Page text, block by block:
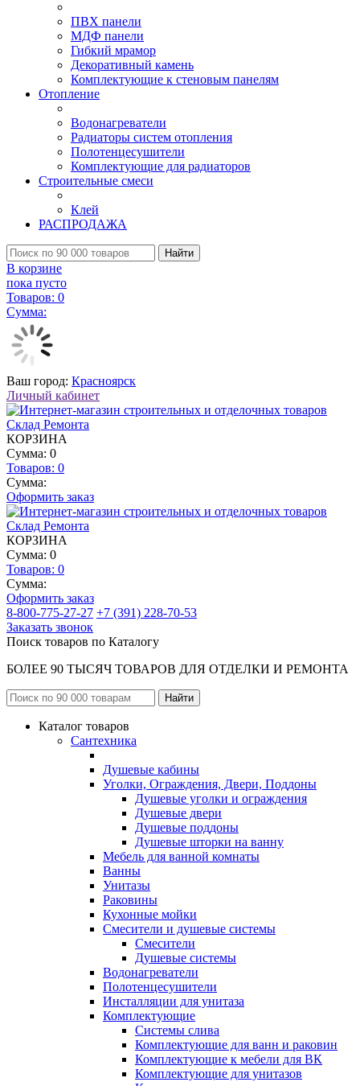
ПВХ панели
МДФ панели
Гибкий мрамор
Декоративный камень
Комплектующие к стеновым панелям
Отопление
Водонагреватели
Радиаторы систем отопления
Полотенцесушители
Комплектующие для радиаторов
Строительные смеси
Клей
РАСПРОДАЖА
Найти
В корзине
пока пусто
Товаров: 0
Сумма:
Ваш город: Красноярск
Личный кабинет
КОРЗИНА
Сумма: 0
Товаров: 0
Сумма:
Оформить заказ
КОРЗИНА
Сумма: 0
Товаров: 0
Сумма:
Оформить заказ
8-800-775-27-27 +7 (391) 228-70-53
Заказать звонок
Поиск товаров по Каталогу
БОЛЕЕ 90 ТЫСЯЧ ТОВАРОВ ДЛЯ ОТДЕЛКИ И РЕМОНТА
Каталог товаров
Сантехника
Душевые кабины
Уголки, Ограждения, Двери, Поддоны
Душевые уголки и ограждения
Душевые двери
Душевые поддоны
Душевые шторки на ванну
Мебель для ванной комнаты
Ванны
Унитазы
Раковины
Кухонные мойки
Смесители и душевые системы
Смесители
Душевые системы
Водонагреватели
Полотенцесушители
Инсталляции для унитаза
Комплектующие
Системы слива
Комплектующие для ванн и раковин
Комплектующие к мебели для ВК
Комплектующие для унитазов